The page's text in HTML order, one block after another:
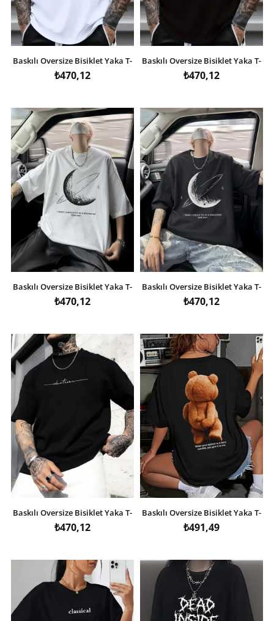
Baskılı Oversize Bisiklet Yaka T-
shirt - Beyaz
₺470,12
Baskılı Oversize Bisiklet Yaka T-
shirt - Siyah
₺470,12
Baskılı Oversize Bisiklet Yaka T-
shirt - Beyaz
₺470,12
Baskılı Oversize Bisiklet Yaka T-
shirt - Siyah
₺470,12
Baskılı Oversize Bisiklet Yaka T-
shirt - Siyah
₺470,12
Baskılı Oversize Bisiklet Yaka T-
shirt - Siyah
₺491,49